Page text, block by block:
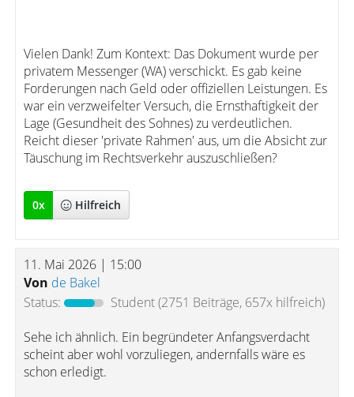
Vielen Dank! Zum Kontext: Das Dokument wurde per
privatem Messenger (WA) verschickt. Es gab keine
Forderungen nach Geld oder offiziellen Leistungen. Es
war ein verzweifelter Versuch, die Ernsthaftigkeit der
Lage (Gesundheit des Sohnes) zu verdeutlichen.
Reicht dieser 'private Rahmen' aus, um die Absicht zur
Täuschung im Rechtsverkehr auszuschließen?
0x Hilfreich
11. Mai 2026 | 15:00
Von de Bakel
Status:
Student(2751 Beiträge, 657x hilfreich)
Sehe ich ähnlich. Ein begründeter Anfangsverdacht
scheint aber wohl vorzuliegen, andernfalls wäre es
schon erledigt.